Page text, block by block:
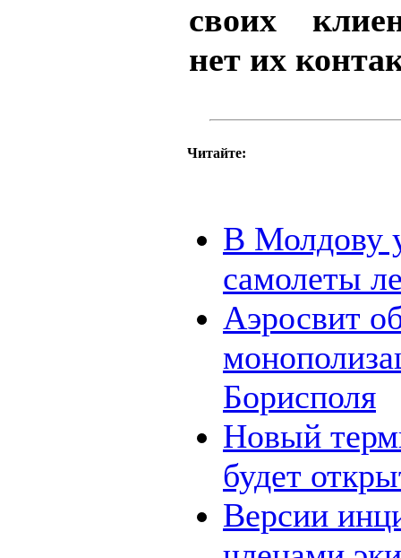
своих
нет их
Читайте:
В Молдову
самолеты
Аэросвит
Борисполя
Новый
будет
Версии